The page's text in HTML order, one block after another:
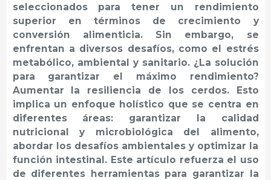
seleccionados para tener un rendimiento
superior en términos de crecimiento y
conversión alimenticia. Sin embargo, se
enfrentan a diversos desafíos, como el estrés
metabólico, ambiental y sanitario. ¿La solución
para garantizar el máximo rendimiento?
Aumentar la resiliencia de los cerdos. Esto
implica un enfoque holístico que se centra en
diferentes áreas: garantizar la calidad
nutricional y microbiológica del alimento,
abordar los desafíos ambientales y optimizar la
función intestinal. Este artículo refuerza el uso
de diferentes herramientas para garantizar la